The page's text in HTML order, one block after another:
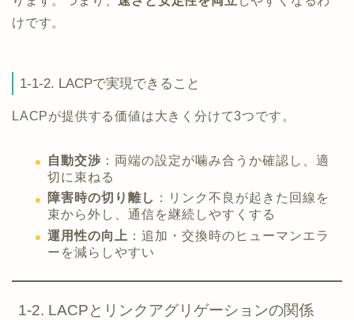
けです。
1-1-2. LACPで実現できること
LACPが提供する価値は大きく分けて3つです。
自動交渉 ：両端の設定が噛み合うか確認し、適
切に束ねる
障害時の切り離し ：リンク不良が起きた回線を
束から外し、通信を継続しやすくする
運用性の向上 ：追加・交換時のヒューマンエラ
ーを減らしやすい
1-2. LACPとリンクアグリゲーションの関係